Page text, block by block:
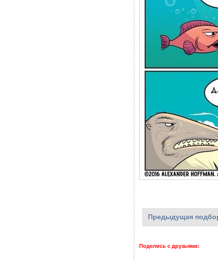
Предыдущая
Поделись с друзьями: